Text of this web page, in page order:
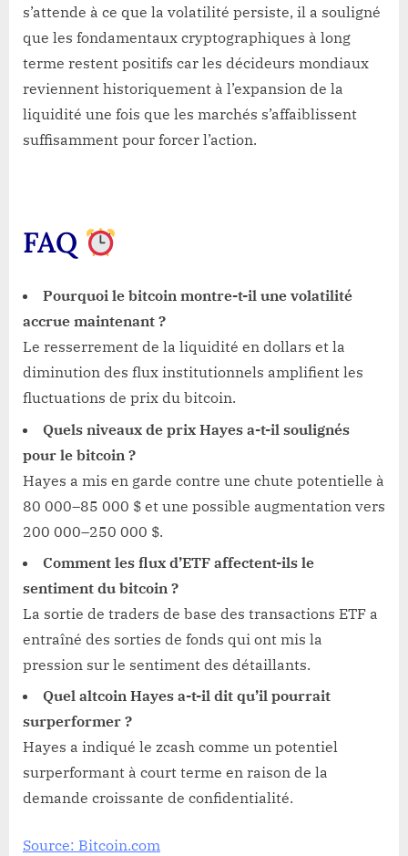
s’attende à ce que la volatilité persiste, il a souligné
que les fondamentaux cryptographiques à long
terme restent positifs car les décideurs mondiaux
reviennent historiquement à l’expansion de la
liquidité une fois que les marchés s’affaiblissent
suffisamment pour forcer l’action.
FAQ
Pourquoi le bitcoin montre-t-il une volatilité
accrue maintenant ?
Le resserrement de la liquidité en dollars et la
diminution des flux institutionnels amplifient les
fluctuations de prix du bitcoin.
Quels niveaux de prix Hayes a-t-il soulignés
pour le bitcoin ?
Hayes a mis en garde contre une chute potentielle à
80 000–85 000 $ et une possible augmentation vers
200 000–250 000 $.
Comment les flux d’ETF affectent-ils le
sentiment du bitcoin ?
La sortie de traders de base des transactions ETF a
entraîné des sorties de fonds qui ont mis la
pression sur le sentiment des détaillants.
Quel altcoin Hayes a-t-il dit qu’il pourrait
surperformer ?
Hayes a indiqué le zcash comme un potentiel
surperformant à court terme en raison de la
demande croissante de confidentialité.
Source: Bitcoin.com